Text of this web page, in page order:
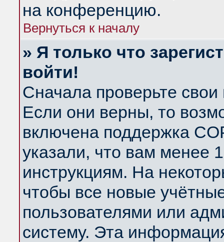
на конференцию.
Вернуться к началу
» Я только что
войти!
Сначала проверьте
Если они верны, то
включена поддержка
указали, что вам менее
инструкциям. На
чтобы все новые
пользователями или
систему. Эта